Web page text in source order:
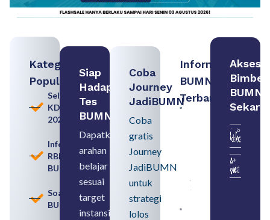
Kategori
Populer
Seleksi
KDKMP
2026
Informasi
RBB
BUMN
Soal
BUMN
Siap
Hadapi
Tes
BUMN
Dapatkan
arahan
belajar
sesuai
target
instansi
Coba
Journey
JadiBUMN
Coba
gratis
Journey
JadiBUMN
untuk
strategi
lolos
Informasi
BUMN
Terbaru:
Pengertian,
Perbedaan,
serta Jenis
August 6,
Akses
Bimbel
BUMN